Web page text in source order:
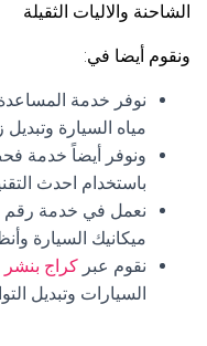
الشاحنة والاليات الثقيلة
ونقوم أيضا في:
نوفر خدمة
مياه السيارة
ونوفر أيضاً خدمة
باستخدام احدث
نعمل في خدمة رقم
ميكانيك السيارة
نقوم عبر كراج بنشر
السيارات وتبديل